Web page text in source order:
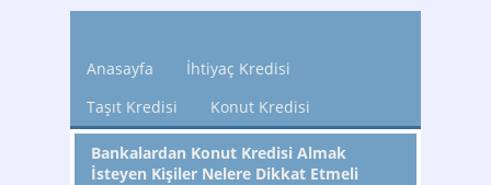
Anasayfa
İhtiyaç Kredisi
Taşıt Kredisi
Konut Kredisi
Bankalardan Konut Kredisi Almak
İsteyen Kişiler Nelere Dikkat Etmeli